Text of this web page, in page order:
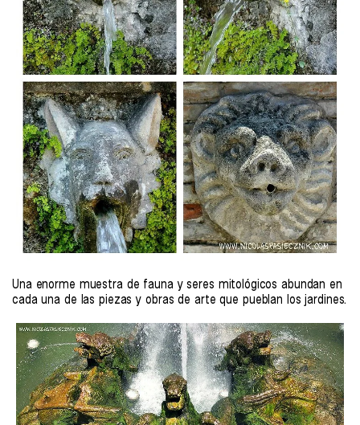
Una enorme muestra de fauna y seres mitológicos abundan en
cada una de las piezas y obras de arte que pueblan los jardines.